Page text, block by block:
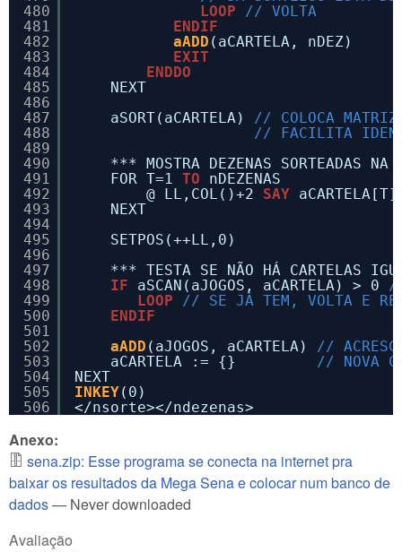
480
481
482
483
484
485
486
487
488
489
490
491
492
493
494
495
496
497
498
499
500
501
502
503
504
505
506
LOOP
// VOLTA
ENDIF
aADD (aCARTELA, nDEZ)
EXIT
ENDDO
NEXT
aSORT(aCARTELA) // COLOCA MATRIZ
// FACILITA
*** MOSTRA DEZENAS SORTEADAS NA
FOR T=1 TO
nDEZENAS
@ LL,COL()+2 SAY aCARTELA[T]
NEXT
SETPOS(++LL,0)
*** TESTA SE NÃO HÁ CARTELAS
IF
aSCAN(aJOGOS, aCARTELA) > 0 //
LOOP
// SE JÁ TEM, VOLTA E
ENDIF
aADD (aJOGOS, aCARTELA) //
aCARTELA := {} // NOVA
NEXT
INKEY(0)
</nsorte></ndezenas>
Anexo:
sena.zip: Esse programa se conecta na internet pra
baixar os resultados da Mega Sena e colocar num banco de
dados— Never downloaded
Avaliação